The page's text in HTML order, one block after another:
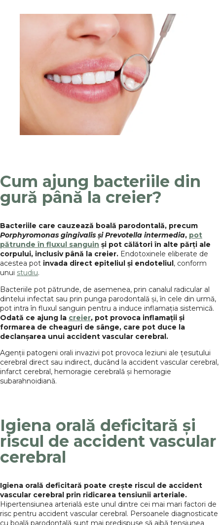
Cum ajung bacteriile din
gură până la creier?
Bacteriile care cauzează boală parodontală, precum
Porphyromonas gingivalis și Prevotella intermedia, pot
pătrunde în fluxul sanguin și pot călători în alte părți ale
corpului, inclusiv până la creier. Endotoxinele eliberate de
acestea pot invada direct epiteliul și endoteliul , conform
unui studiu.
Bacteriile pot pătrunde, de asemenea, prin canalul radicular al
dintelui infectat sau prin punga parodontală și, în cele din urmă,
pot intra în fluxul sanguin pentru a induce inflamația sistemică.
Odată ce ajung la creier, pot provoca inflamații și
formarea de cheaguri de sânge, care pot duce la
declanșarea unui accident vascular cerebral.
Agenții patogeni orali invazivi pot provoca leziuni ale țesutului
cerebral direct sau indirect, ducând la accident vascular cerebral,
infarct cerebral, hemoragie cerebrală și hemoragie
subarahnoidiană.
Igiena orală deficitară și
riscul de accident vascular
cerebral
Igiena orală deficitară poate crește riscul de accident
vascular cerebral prin ridicarea tensiunii arteriale.
Hipertensiunea arterială este unul dintre cei mai mari factori de
risc pentru accident vascular cerebral. Persoanele diagnosticate
cu boală parodontală sunt mai predispuse să aibă tensiunea